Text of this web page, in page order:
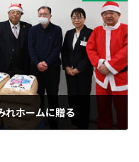
ホームに贈る